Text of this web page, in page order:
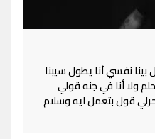
بينا نفسي أنا يطول سيبنا
ولا أنا في جنه قولي
قول بتعمل ايه وسلام